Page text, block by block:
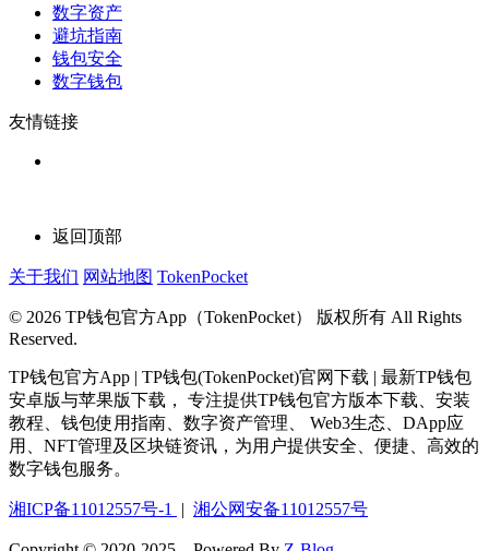
数字资产
避坑指南
钱包安全
数字钱包
友情链接
返回顶部
关于我们 网站地图 TokenPocket
© 2026 TP钱包官方App（TokenPocket） 版权所有 All Rights
Reserved.
TP钱包官方App | TP钱包(TokenPocket)官网下载 | 最新TP钱包
安卓版与苹果版下载， 专注提供TP钱包官方版本下载、安装
教程、钱包使用指南、数字资产管理、 Web3生态、DApp应
用、NFT管理及区块链资讯，为用户提供安全、便捷、高效的
数字钱包服务。
湘ICP备11012557号-1 | 湘公网安备11012557号